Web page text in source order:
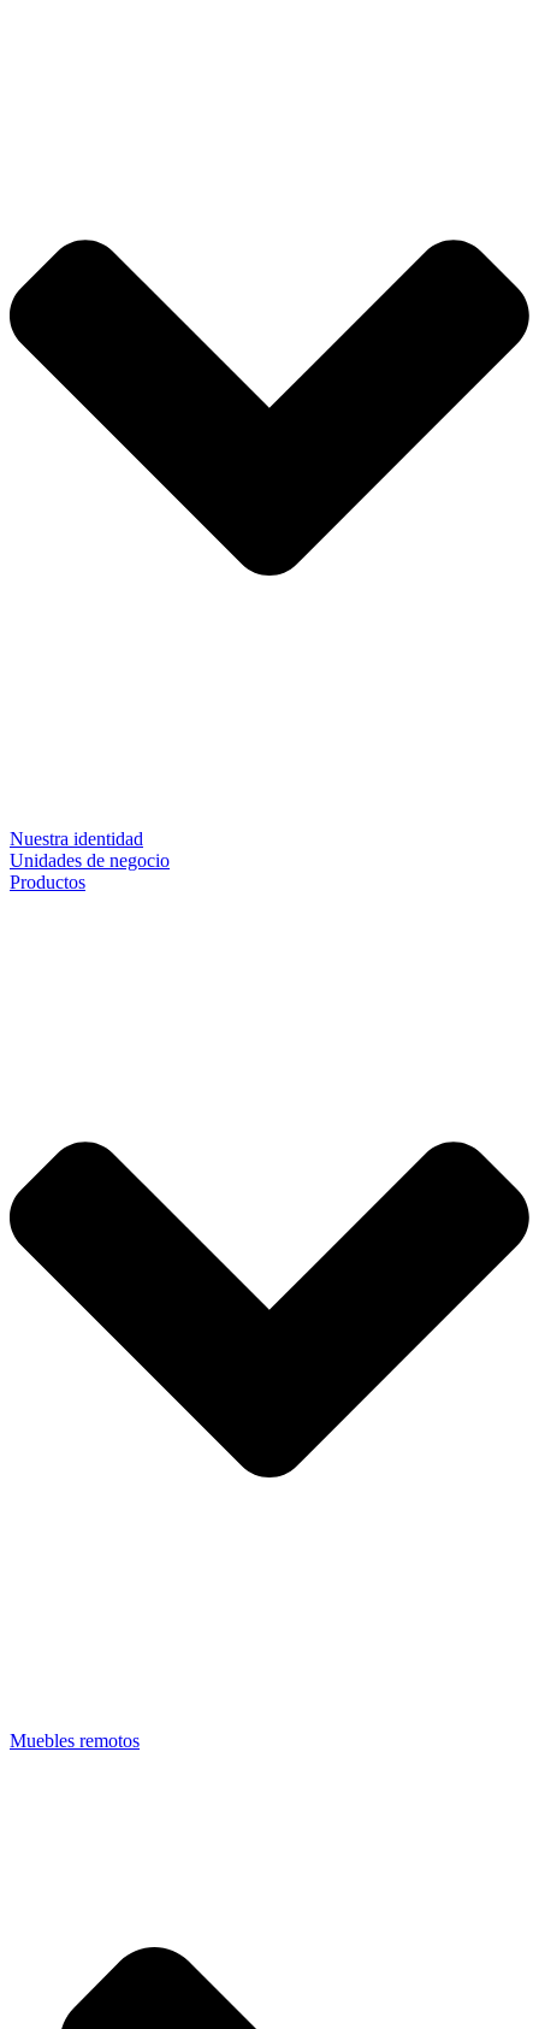
Nuestra identidad
Unidades de negocio
Productos
Muebles remotos